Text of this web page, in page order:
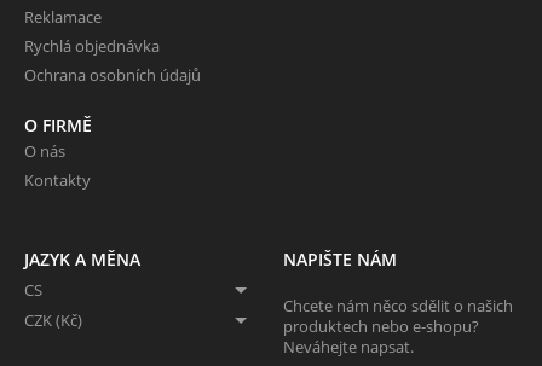
Reklamace
Rychlá objednávka
Ochrana osobních údajů
O FIRMĚ
O nás
Kontakty
JAZYK A MĚNA
CS
CZK (Kč)
NAPIŠTE NÁM
Chcete nám něco sdělit o našich
produktech nebo e-shopu?
Neváhejte napsat.